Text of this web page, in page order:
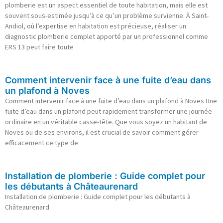
plomberie est un aspect essentiel de toute habitation, mais elle est
souvent sous-estimée jusqu’à ce qu’un problème survienne. À Saint-
Andiol, où l’expertise en habitation est précieuse, réaliser un
diagnostic plomberie complet apporté par un professionnel comme
ERS 13 peut faire toute
Comment intervenir face à une fuite d’eau dans
un plafond à Noves
Comment intervenir face à une fuite d’eau dans un plafond à Noves Une
fuite d’eau dans un plafond peut rapidement transformer une journée
ordinaire en un véritable casse-tête. Que vous soyez un habitant de
Noves ou de ses environs, il est crucial de savoir comment gérer
efficacement ce type de
Installation de plomberie : Guide complet pour
les débutants à Châteaurenard
Installation de plomberie : Guide complet pour les débutants à
Châteaurenard